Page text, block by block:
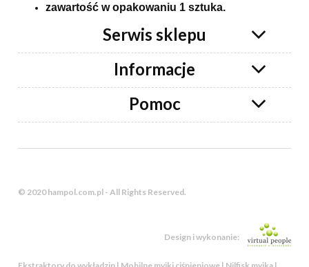
zawartość w opakowaniu 1 sztuka.
Serwis sklepu
Informacje
Pomoc
© 2020 hampol.com.pl - All Rights Reserved.
Design i wykonanie: